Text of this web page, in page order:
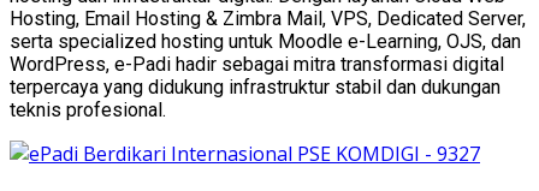
Hosting, Email Hosting & Zimbra Mail, VPS, Dedicated Server,
serta specialized hosting untuk Moodle e-Learning, OJS, dan
WordPress, e-Padi hadir sebagai mitra transformasi digital
terpercaya yang didukung infrastruktur stabil dan dukungan
teknis profesional.